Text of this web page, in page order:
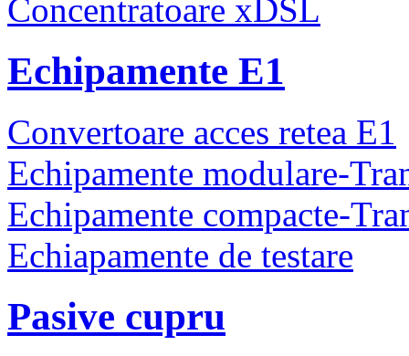
Concentratoare xDSL
Echipamente E1
Convertoare acces retea E1
Echipamente modulare-
Echipamente compacte-
Echiapamente de testare
Pasive cupru